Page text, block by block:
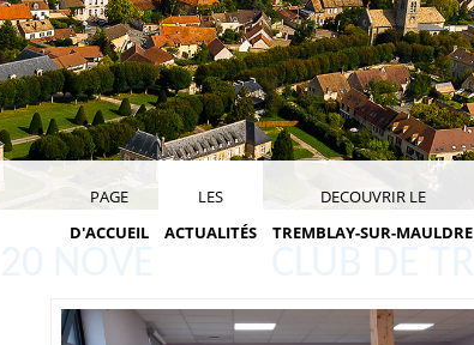
PAGE
D'ACCUEIL
LES
ACTUALITÉS
DECOUVRIR LE
TREMBLAY-SUR-MAULDRE